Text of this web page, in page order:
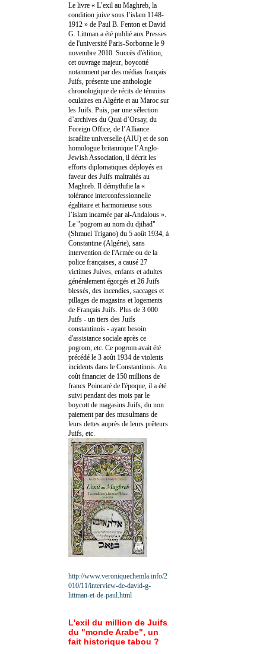
Le livre « L’exil au Maghreb, la
condition juive sous l’islam 1148-
1912 » de Paul B. Fenton et David
G. Littman a été publié aux Presses
de l'université Paris-Sorbonne le 9
novembre 2010. Succès d'édition,
cet ouvrage majeur, boycotté
notamment par des médias français
Juifs, présente une anthologie
chronologique de récits de témoins
oculaires en Algérie et au Maroc sur
les Juifs. Puis, par une sélection
d’archives du Quai d’Orsay, du
Foreign Office, de l’Alliance
israélite universelle (AIU) et de son
homologue britannique l’Anglo-
Jewish Association, il décrit les
efforts diplomatiques déployés en
faveur des Juifs maltraités au
Maghreb. Il démythifie la «
tolérance interconfessionnelle
égalitaire et harmonieuse sous
l’islam incarnée par al-Andalous ».
Le "pogrom au nom du djihad"
(Shmuel Trigano) du 5 août 1934, à
Constantine (Algérie), sans
intervention de l'Armée ou de la
police françaises, a causé 27
victimes Juives, enfants et adultes
généralement égorgés et 26 Juifs
blessés, des incendies, saccages et
pillages de magasins et logements
de Français Juifs. Plus de 3 000
Juifs - un tiers des Juifs
constantinois - ayant besoin
d'assistance sociale après ce
pogrom, etc. Ce pogrom avait été
précédé le 3 août 1934 de violents
incidents dans le Constantinois. Au
coût financier de 150 millions de
francs Poincaré de l'époque, il a été
suivi pendant des mois par le
boycott de magasins Juifs, du non
paiement par des musulmans de
leurs dettes auprès de leurs prêteurs
Juifs, etc.
http://www.veroniquechemla.info/2
010/11/interview-de-david-g-
littman-et-de-paul.html
L'exil du million de Juifs
du "monde Arabe", un
fait historique tabou ?